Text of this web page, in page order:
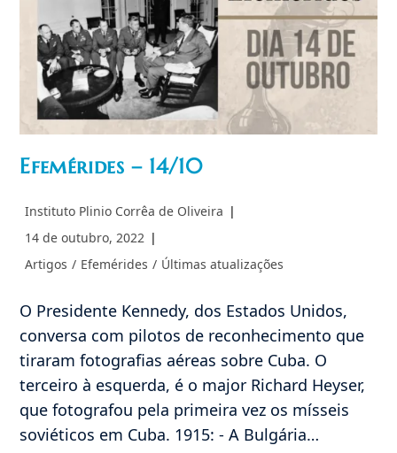
Efemérides – 14/10
Autor
post:
Instituto Plinio Corrêa de Oliveira
Post
14 de outubro, 2022
Categoria
Artigos / Efemérides / Últimas atualizações
O Presidente Kennedy, dos Estados Unidos,
conversa com pilotos de reconhecimento que
tiraram fotografias aéreas sobre Cuba. O
terceiro à esquerda, é o major Richard Heyser,
que fotografou pela primeira vez os mísseis
soviéticos em Cuba. 1915: - A Bulgária…